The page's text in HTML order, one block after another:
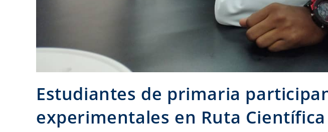
Estudiantes de primaria
experimentales en Ruta Científica